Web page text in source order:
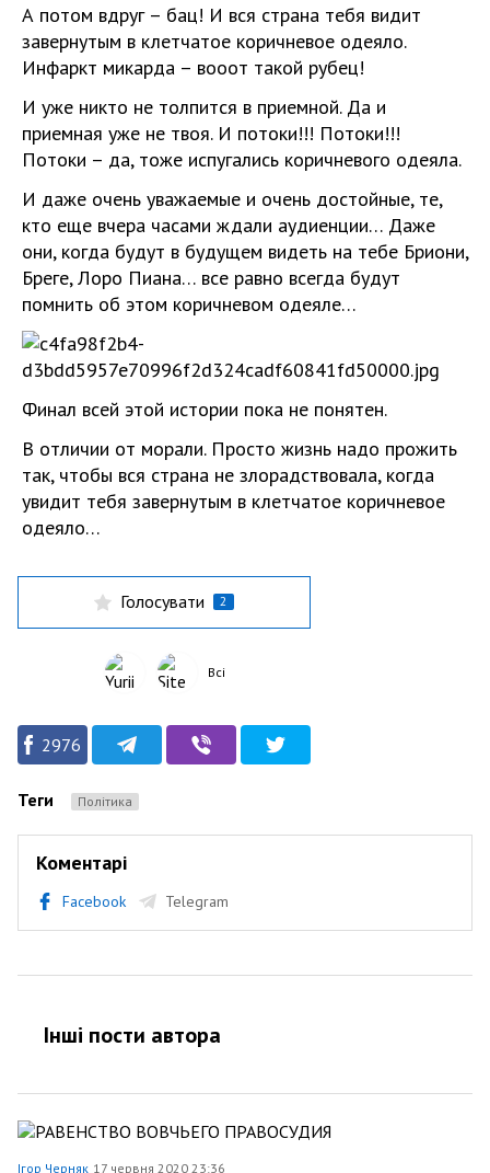
А потом вдруг – бац! И вся страна тебя видит
завернутым в клетчатое коричневое одеяло.
Инфаркт микарда – вооот такой рубец!
И уже никто не толпится в приемной. Да и
приемная уже не твоя. И потоки!!! Потоки!!!
Потоки – да, тоже испугались коричневого одеяла.
И даже очень уважаемые и очень достойные, те,
кто еще вчера часами ждали аудиенции… Даже
они, когда будут в будущем видеть на тебе Бриони,
Бреге, Лоро Пиана… все равно всегда будут
помнить об этом коричневом одеяле…
Финал всей этой истории пока не понятен.
В отличии от морали. Просто жизнь надо прожить
так, чтобы вся страна не злорадствовала, когда
увидит тебя завернутым в клетчатое коричневое
одеяло…
Голосувати 2
Всі
2976
Теги Політика
Коментарі
Facebook Telegram
Інші пости автора
Ігор Черняк 17 червня 2020 23:36